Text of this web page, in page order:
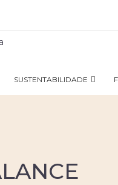
SUSTENTABILIDADE